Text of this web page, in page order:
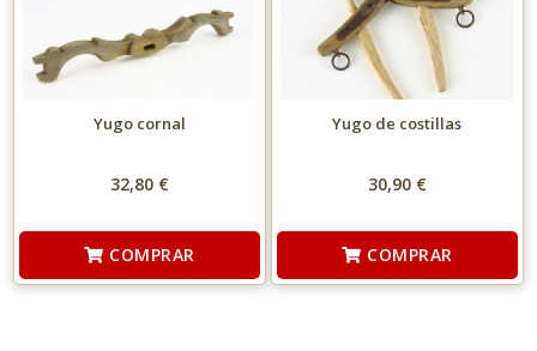
Yugo cornal
32,80 €
COMPRAR
Yugo de costillas
30,90 €
COMPRAR